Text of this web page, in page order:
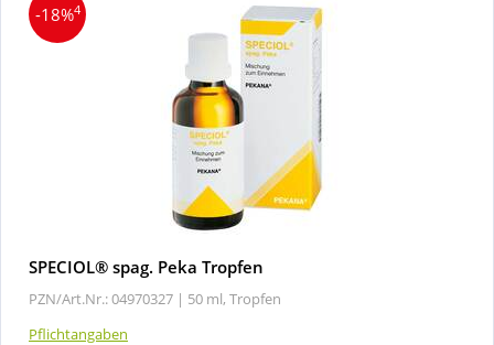
-18%4
SPECIOL® spag. Peka Tropfen
PZN/Art.Nr.: 04970327 | 50 ml, Tropfen
Pflichtangaben